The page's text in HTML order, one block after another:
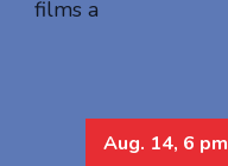
Aug. 14, 6 pm